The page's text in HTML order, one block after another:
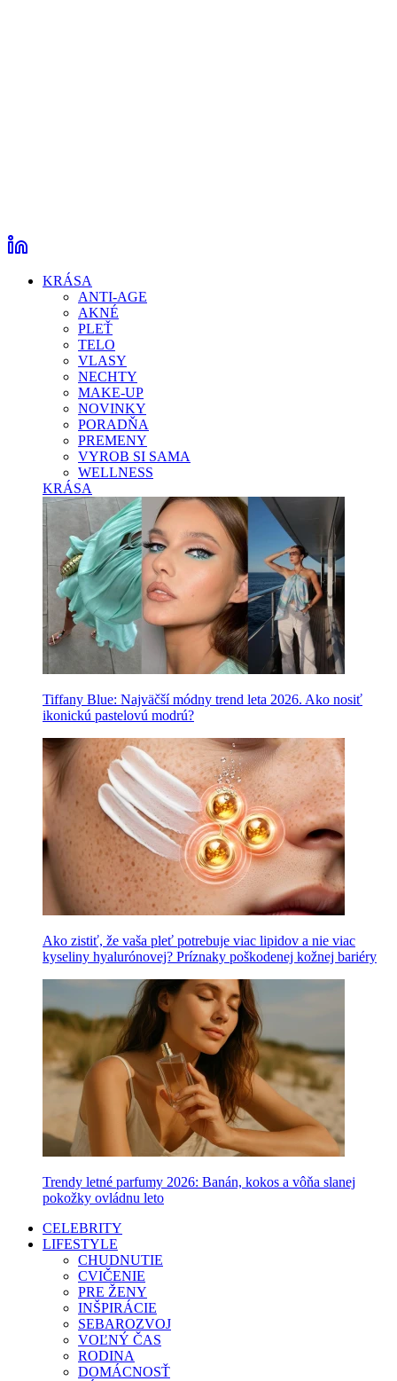
KRÁSA
ANTI-AGE
AKNÉ
PLEŤ
TELO
VLASY
NECHTY
MAKE-UP
NOVINKY
PORADŇA
PREMENY
VYROB SI SAMA
WELLNESS
KRÁSA
Tiffany Blue: Najväčší módny trend leta 2026. Ako nosiť
ikonickú pastelovú modrú?
Ako zistiť, že vaša pleť potrebuje viac lipidov a nie viac
kyseliny hyalurónovej? Príznaky poškodenej kožnej bariéry
Trendy letné parfumy 2026: Banán, kokos a vôňa slanej
pokožky ovládnu leto
CELEBRITY
LIFESTYLE
CHUDNUTIE
CVIČENIE
PRE ŽENY
INŠPIRÁCIE
SEBAROZVOJ
VOĽNÝ ČAS
RODINA
DOMÁCNOSŤ